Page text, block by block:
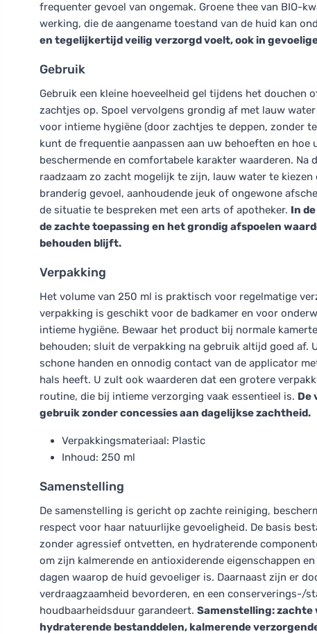
frequenter gevoel van ongemak. Groene thee van BIO-
werking, die de aangename toestand van de huid kan
en tegelijkertijd veilig verzorgd voelt, ook in
Gebruik
Gebruik een kleine hoeveelheid gel tijdens het douchen
zachtjes op. Spoel vervolgens grondig af met lauw
voor intieme hygiëne (door zachtjes te deppen, zonder
kunt de frequentie aanpassen aan uw behoeften en
beschermende en comfortabele karakter waarderen.
raadzaam zo zacht mogelijk te zijn, lauw water te
branderig gevoel, aanhoudende jeuk of ongewone
de situatie te bespreken met een arts of apotheker. In
de zachte toepassing en het grondig afspoelen
behouden blijft.
Verpakking
Het volume van 250 ml is praktisch voor regelmatige
verpakking is geschikt voor de badkamer en voor
intieme hygiëne. Bewaar het product bij normale
behouden; sluit de verpakking na gebruik altijd goed
schone handen en onnodig contact van de applicator
hals heeft. U zult ook waarderen dat een grotere
routine, die bij intieme verzorging vaak essentieel is. De
gebruik zonder concessies aan dagelijkse zachtheid.
Verpakkingsmateriaal: Plastic
Inhoud: 250 ml
Samenstelling
De samenstelling is gericht op zachte reiniging,
respect voor haar natuurlijke gevoeligheid. De basis
zonder agressief ontvetten, en hydraterende
om zijn kalmerende en antioxiderende eigenschappen
dagen waarop de huid gevoeliger is. Daarnaast zijn er
verdraagzaamheid bevorderen, en een conserverings-/
houdbaarheidsduur garandeert. Samenstelling: zachte
hydraterende bestanddelen, kalmerende